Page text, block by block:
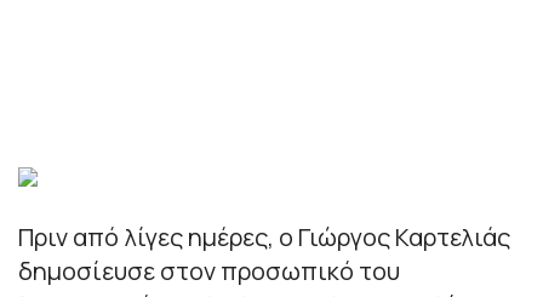
Πριν από λίγες ημέρες, ο Γιώργος Καρτελιάς
δημοσίευσε στον προσωπικό του